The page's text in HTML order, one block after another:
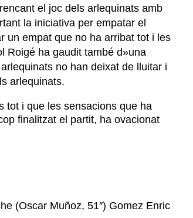
el joc dels arlequinats amb
la iniciativa per empatar el
un empat que no ha arribat tot i les
Roigé ha gaudit també d»una
no han deixat de lluitar i
arlequinats.
tot i que les sensacions que ha
finalitzat el partit, ha ovacionat
(Oscar Muñoz, 51″) Gomez Enric